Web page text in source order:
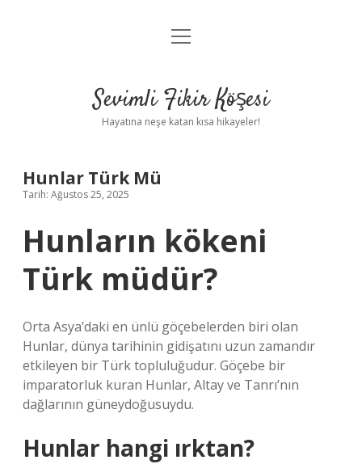
Anasayfa
Yasal Uyarı
menüyü
Sevimli Fikir Köşesi
Hayatına neşe katan kısa hikayeler!
Hunlar Türk Mü
Tarih: Ağustos 25, 2025
Hunların kökeni
Türk müdür?
Orta Asya’daki en ünlü göçebelerden biri olan
Hunlar, dünya tarihinin gidişatını uzun zamandır
etkileyen bir Türk topluluğudur. Göçebe bir
imparatorluk kuran Hunlar, Altay ve Tanrı’nın
dağlarının güneydoğusuydu.
Hunlar hangi ırktan?